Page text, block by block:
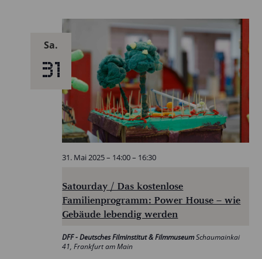
Sa.
31
Satourday / Das kostenlose
Familienprogramm: Power House – wie
Gebäude lebendig werden
31. Mai 2025 – 14:00– 16:30
DFF - Deutsches Filminstitut & FilmmuseumSchaumainkai
41, Frankfurt am Main